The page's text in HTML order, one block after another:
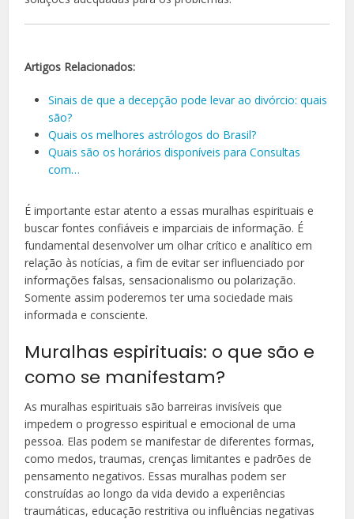
Artigos Relacionados:
Sinais de que a decepção pode levar ao divórcio: quais
são?
Quais os melhores astrólogos do Brasil?
Quais são os horários disponíveis para Consultas
com…
É importante estar atento a essas muralhas espirituais e
buscar fontes confiáveis e imparciais de informação. É
fundamental desenvolver um olhar crítico e analítico em
relação às notícias, a fim de evitar ser influenciado por
informações falsas, sensacionalismo ou polarização.
Somente assim poderemos ter uma sociedade mais
informada e consciente.
Muralhas espirituais: o que são e
como se manifestam?
As muralhas espirituais são barreiras invisíveis que
impedem o progresso espiritual e emocional de uma
pessoa. Elas podem se manifestar de diferentes formas,
como medos, traumas, crenças limitantes e padrões de
pensamento negativos. Essas muralhas podem ser
construídas ao longo da vida devido a experiências
traumáticas, educação restritiva ou influências negativas